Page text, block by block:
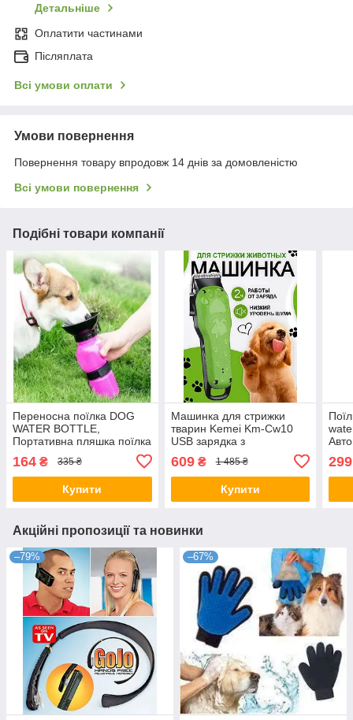
Детальніше
Оплатити частинами
Післяплата
Всі умови оплати
Умови повернення
Повернення товару впродовж 14 днів за домовленістю
Всі умови повернення
Подібні товари компанії
Переносна поїлка DOG
WATER BOTTLE,
Портативна пляшка поїлка
164 ₴ 335 ₴
Купити
Машинка для стрижки
тварин Kemei Km-Cw10
USB зарядка з
мультяшними зеленими,
Тример для котів і собак
609₴ 1 485 ₴
Купити
299
Акційні пропозиції та новинки
–79% –67%